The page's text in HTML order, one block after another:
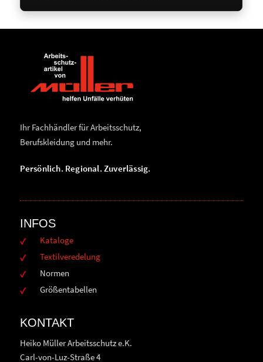
Ihr Fachhändler für Arbeitsschutz,
Berufskleidung und mehr.
Persönlich. Regional. Zuverlässig.
INFOS
Kataloge
Textilveredelung
Normen
Größentabellen
KONTAKT
Heiko Müller Arbeitsschutz e.K.
Carl-von-Luz-Straße 4